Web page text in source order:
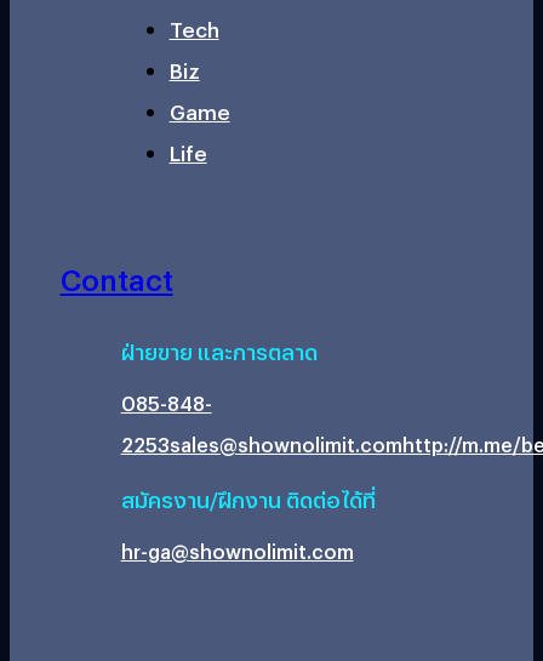
Tech
Biz
Game
Life
Contact
ฝ่ายขาย และการตลาด
085-848-
2253sales@shownolimit.comhttp://m.me/
สมัครงาน/ฝึกงาน ติดต่อได้ที่
hr-ga@shownolimit.com